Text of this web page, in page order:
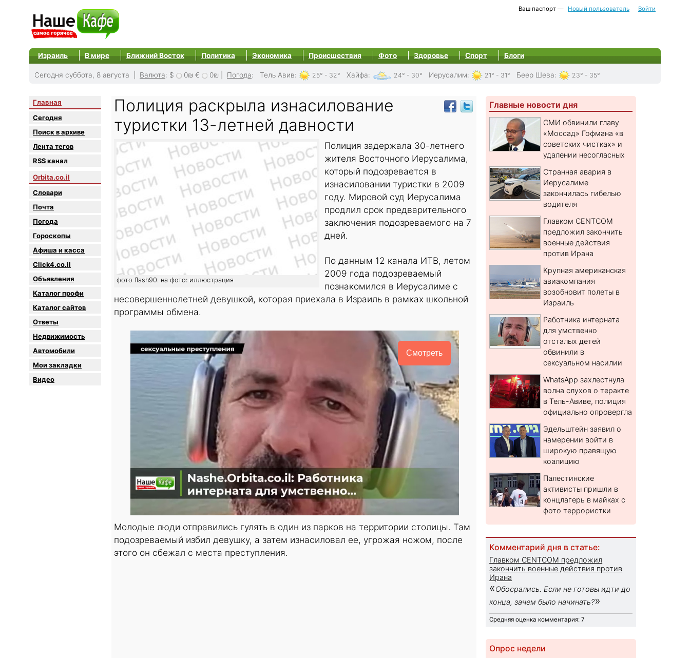
Ваш паспорт — Новый пользователь Войти
Израиль В мире Ближний Восток Политика Экономика Происшествия Фото Здоровье Спорт Блоги
Сегодня суббота, 8 августа | Валюта: $ 0₪ € 0₪ Погода: Тель Авив: 25° - 32° Хайфа: 24° - 30° Иерусалим: 21° - 31° Беер Шева: 23° - 35°
Главная
Сегодня
Поиск в архиве
Лента тегов
RSS канал
Orbita.co.il
Словари
Почта
Погода
Гороскопы
Афиша и касса
Click4.co.il
Объявления
Каталог профи
Каталог сайтов
Oтветы
Недвижимость
Автомобили
Мои закладки
Видео
Полиция раскрыла изнасилование
туристки 13-летней давности
фото flash90. на фото: иллюстрация
Полиция задержала 30-летнего
жителя Восточного Иерусалима,
который подозревается в
изнасиловании туристки в 2009
году. Мировой суд Иерусалима
продлил срок предварительного
заключения подозреваемого на 7
дней.
По данным 12 канала ИТВ, летом
2009 года подозреваемый
познакомился в Иерусалиме с
несовершеннолетней девушкой, которая приехала в Израиль в рамках школьной
программы обмена.
Смотреть
Молодые люди отправились гулять в один из парков на территории столицы. Там
подозреваемый избил девушку, а затем изнасиловал ее, угрожая ножом, после
этого он сбежал с места преступления.
Главные новости дня
СМИ обвинили главу
«Моссад» Гофмана «в
советских чистках» и
удалении несогласных
Странная авария в
Иерусалиме
закончилась гибелью
водителя
Главком CENTCOM
предложил закончить
военные действия
против Ирана
Крупная американская
авиакомпания
возобновит полеты в
Израиль
Работника интерната
для умственно
отсталых детей
обвинили в
сексуальном насилии
WhatsApp захлестнула
волна слухов о теракте
в Тель-Авиве, полиция
официально опровергла
Эдельштейн заявил о
намерении войти в
широкую правящую
коалицию
Палестинские
активисты пришли в
концлагерь в майках с
фото террористки
Комментарий дня в статье:
Главком CENTCOM предложил
закончить военные действия против
Ирана
«Обосрались. Если не готовы идти до
конца, зачем было начинать?»
Средняя оценка комментария: 7
Опрос недели